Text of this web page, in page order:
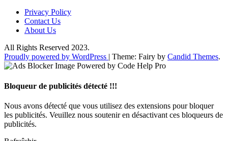
Privacy Policy
Contact Us
About Us
All Rights Reserved 2023.
Proudly powered by WordPress | Theme: Fairy by Candid Themes.
Bloqueur de publicités détecté !!!
Nous avons détecté que vous utilisez des extensions pour bloquer
les publicités. Veuillez nous soutenir en désactivant ces bloqueurs de
publicités.